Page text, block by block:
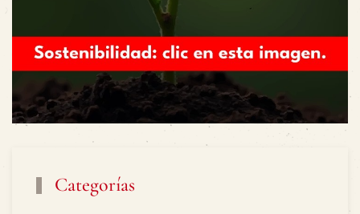
Categorías